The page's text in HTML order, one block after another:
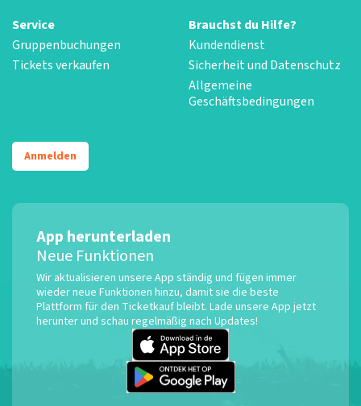
Service
Gruppenbuchungen
Tickets verkaufen
Brauchst du Hilfe?
Kundendienst
Sicherheit und Datenschutz
Allgemeine
Geschäftsbedingungen
Anmelden
App herunterladen
Neue Funktionen
Wir aktualisieren unsere App ständig und fügen immer
wieder neue Funktionen hinzu, damit sie die beste
Plattform für den Ticketkauf bleibt. Lade unsere App jetzt
herunter und schau regelmäßig nach Updates!